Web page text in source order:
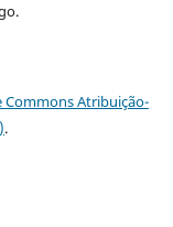
Commons Atribuição-
.